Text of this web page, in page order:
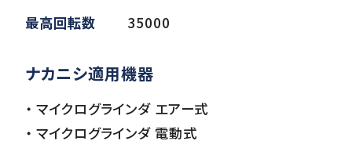
最高回転数
35000
ナカニシ適用機器
・ マイクログラインダ エアー式
・ マイクログラインダ 電動式